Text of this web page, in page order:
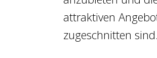
attraktiven
zugeschnitten sind.